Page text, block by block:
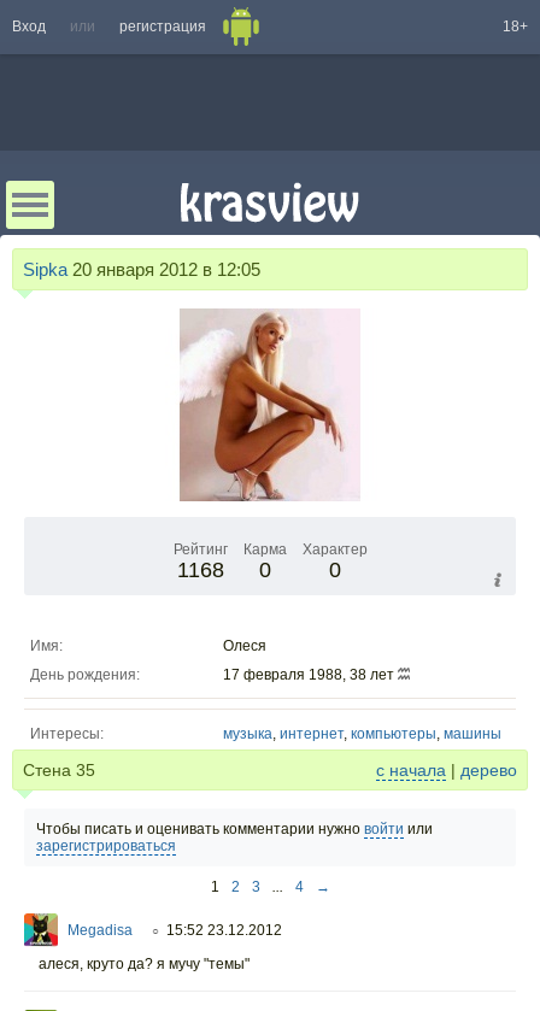
Вход или регистрация 18+
Sipka 20 января 2012 в 12:05
Рейтинг
1168
Карма
0
Характер
0
Имя:
Олеся
День рождения:
17 февраля 1988, 38 лет
Интересы: музыка, интернет, компьютеры, машины
Стена 35 с начала | дерево
Чтобы писать и оценивать комментарии нужно войти или
зарегистрироваться
1 2 3 ... 4 →
Megadisa ○ 15:52 23.12.2012
алеся, круто да? я мучу "темы"